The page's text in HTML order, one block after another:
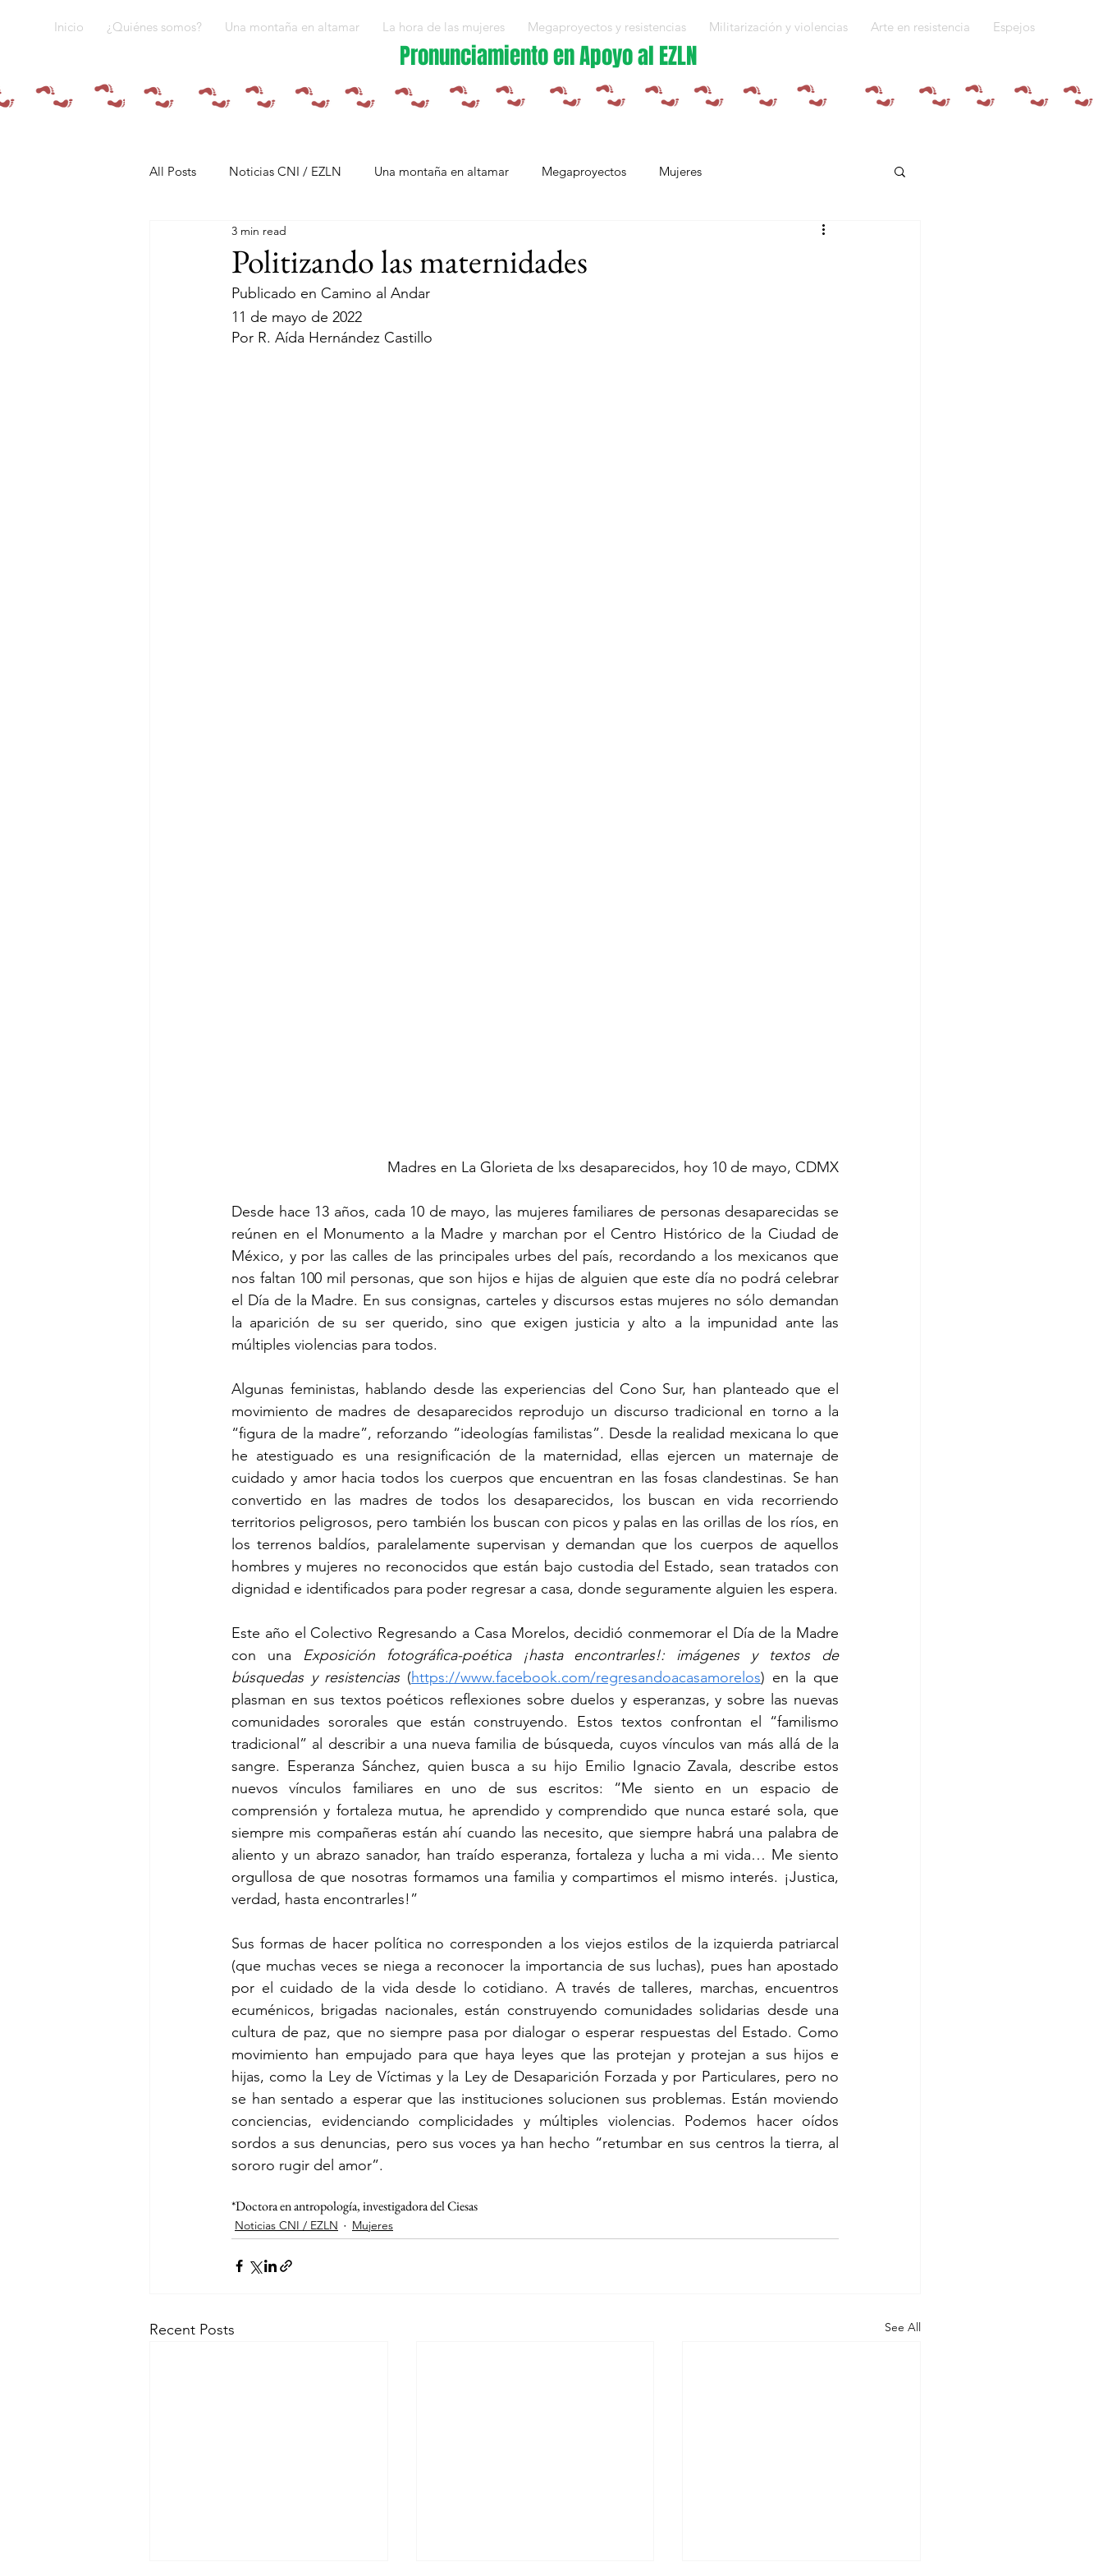
Inicio ¿Quiénes somos? Una montaña en altamar La hora de las mujeres Megaproyectos y resistencias Militarización y violencias Arte en resistencia Espejos
Pronunciamiento en Apoyo al EZLN
All Posts Noticias CNI / EZLN Una montaña en altamar Megaproyectos Mujeres
Pandemia y pueblos indígenas Quiénes somos
Resistencias Tren Maya Plan Integral Morelos
Politizando las maternidades
3 min read
Publicado en Camino al Andar
11 de mayo de 2022
Por R. Aída Hernández Castillo
Madres en La Glorieta de lxs desaparecidos, hoy 10 de mayo, CDMX
Desde hace 13 años, cada 10 de mayo, las mujeres familiares de personas desa­pare­cidas se
reúnen en el Monumento a la Madre y marchan por el Centro Histórico de la Ciudad de
México, y por las calles de las principales urbes del país, recordando a los mexicanos que
nos faltan 100 mil personas, que son hijos e hijas de alguien que este día no podrá celebrar
el Día de la Madre. En sus consignas, carteles y discursos estas mujeres no sólo demandan
la aparición de su ser querido, sino que exigen justicia y alto a la impunidad ante las
múltiples violencias para todos.
Algunas feministas, hablando desde las experiencias del Cono Sur, han planteado que el
movimiento de madres de desaparecidos reprodujo un discurso tradicional en torno a la
“figura de la madre”, reforzando “ideologías familistas”. Desde la realidad mexicana lo que
he atestiguado es una resignificación de la maternidad, ellas ejercen un maternaje de
cuidado y amor hacia todos los cuerpos que encuentran en las fosas clandestinas. Se han
convertido en las madres de todos los desaparecidos, los buscan en vida recorriendo
territorios peligrosos, pero también los buscan con picos y palas en las orillas de los ríos, en
los terrenos baldíos, paralelamente supervisan y demandan que los cuerpos de aquellos
hombres y mujeres no reconocidos que están bajo custodia del Estado, sean tratados con
dignidad e identificados para poder regresar a casa, donde seguramente alguien les espera.
Este año el Colectivo Regresando a Casa Morelos, decidió conmemorar el Día de la Madre
con una Exposición fotográfica-poética ¡hasta encontrarles!: imágenes y textos de
búsquedas y resistencias (https://www.facebook.com/regresandoacasamorelos) en la que
plasman en sus textos poéticos reflexiones sobre duelos y esperanzas, y sobre las nuevas
comunidades sororales que están construyendo. Estos textos confrontan el “familismo
tradicional” al describir a una nueva familia de búsqueda, cuyos vínculos van más allá de la
sangre. Esperanza Sánchez, quien busca a su hijo Emilio Ignacio Zavala, describe estos
nuevos vínculos familiares en uno de sus escritos: “Me siento en un espacio de
comprensión y fortaleza mutua, he aprendido y comprendido que nunca estaré sola, que
siempre mis compañeras están ahí cuando las necesito, que siempre habrá una palabra de
aliento y un abrazo sanador, han traído esperanza, fortaleza y lucha a mi vida… Me siento
orgullosa de que nosotras formamos una familia y compartimos el mismo interés. ¡Justica,
verdad, hasta ­encontrarles!”
Sus formas de hacer política no corresponden a los viejos estilos de la izquierda patriarcal
(que muchas veces se niega a reconocer la importancia de sus luchas), pues han apostado
por el cuidado de la vida desde lo cotidiano. A través de talleres, marchas, encuentros
ecuménicos, brigadas nacionales, están construyendo comunidades solidarias desde una
cultura de paz, que no siempre pasa por dialogar o esperar respuestas del Estado. Como
movimiento han empujado para que haya leyes que las protejan y protejan a sus hijos e
hijas, como la Ley de Víctimas y la Ley de Desaparición Forzada y por Particulares, pero no
se han sentado a esperar que las instituciones solucionen sus problemas. Están moviendo
conciencias, evidenciando complicidades y múltiples violencias. Podemos hacer oídos
sordos a sus denuncias, pero sus voces ya han hecho “retumbar en sus centros la tierra, al
sororo rugir del amor”.
*Doctora en antropología, investigadora del Ciesas
Noticias CNI / EZLN Mujeres
Recent Posts See All